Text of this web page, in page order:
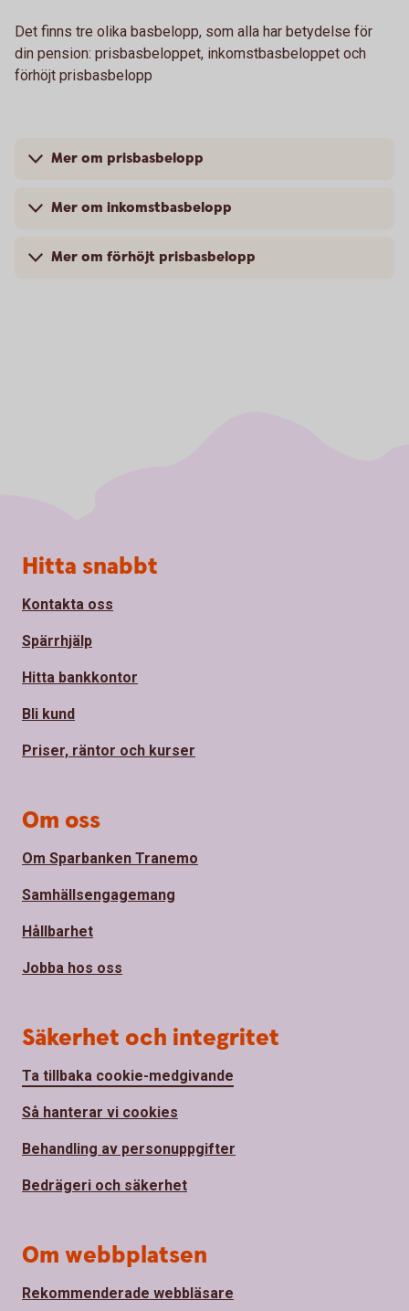
Det finns tre olika basbelopp, som alla har betydelse för
din pension: prisbasbeloppet, inkomstbasbeloppet och
förhöjt prisbasbelopp
Mer om prisbasbelopp
Mer om inkomstbasbelopp
Mer om förhöjt prisbasbelopp
Sidfot
Hitta snabbt
Kontakta oss
Spärrhjälp
Hitta bankkontor
Bli kund
Priser, räntor och kurser
Om oss
Om Sparbanken Tranemo
Samhällsengagemang
Hållbarhet
Jobba hos oss
Säkerhet och integritet
Ta tillbaka cookie-medgivande
Så hanterar vi cookies
Behandling av personuppgifter
Bedrägeri och säkerhet
Om webbplatsen
Rekommenderade webbläsare